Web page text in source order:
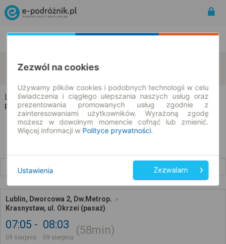
Lublin
Krasnystaw
Lublin → Krasnystaw
Rozkład jazdy i bilety
Lublin, Dworcowa 2, Dw.Metrop.
Krasnystaw, ul. Okrzei (pasaż)
07:05
09 sierpnia
08:03
09 sierpnia
58min
Zezwól na cookies
Używamy plików cookies i podobnych technologii w celu
świadczenia i ciągłego ulepszania naszych usług oraz
prezentowania promowanych usług zgodnie z
zainteresowaniami użytkowników. Wyrażoną zgodę
możesz w dowolnym momencie cofnąć lub zmienić.
Więcej informacji w Polityce prywatności.
Ustawienia Zezwalam